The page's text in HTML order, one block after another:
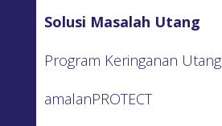
Solusi Masalah Utang
Program Keringanan Utang
amalanPROTECT